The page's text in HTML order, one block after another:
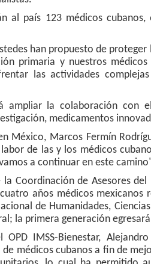
al país 123 médicos
han propuesto de
primaria y nuestros
las actividades
ampliar la colaboración con
medicamentos
México, Marcos Fermín
de las y los médicos
a continuar en este
Coordinación de Asesores
años médicos mexicanos
de Humanidades,
la primera generación
IMSS-Bienestar,
médicos cubanos a fin de